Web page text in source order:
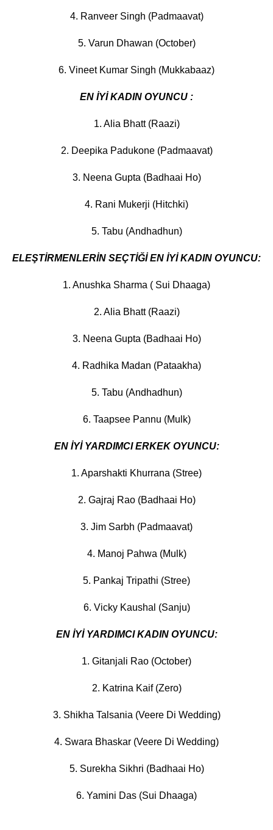
4. Ranveer Singh (Padmaavat)
5. Varun Dhawan (October)
6. Vineet Kumar Singh (Mukkabaaz)
EN İYİ KADIN OYUNCU :
1. Alia Bhatt (Raazi)
2. Deepika Padukone (Padmaavat)
3. Neena Gupta (Badhaai Ho)
4. Rani Mukerji (Hitchki)
5. Tabu (Andhadhun)
ELEŞTİRMENLERİN SEÇTİĞİ EN İYİ KADIN OYUNCU:
1. Anushka Sharma ( Sui Dhaaga)
2. Alia Bhatt (Raazi)
3. Neena Gupta (Badhaai Ho)
4. Radhika Madan (Pataakha)
5. Tabu (Andhadhun)
6. Taapsee Pannu (Mulk)
EN İYİ YARDIMCI ERKEK OYUNCU:
1. Aparshakti Khurrana (Stree)
2. Gajraj Rao (Badhaai Ho)
3. Jim Sarbh (Padmaavat)
4. Manoj Pahwa (Mulk)
5. Pankaj Tripathi (Stree)
6. Vicky Kaushal (Sanju)
EN İYİ YARDIMCI KADIN OYUNCU:
1. Gitanjali Rao (October)
2. Katrina Kaif (Zero)
3. Shikha Talsania (Veere Di Wedding)
4. Swara Bhaskar (Veere Di Wedding)
5. Surekha Sikhri (Badhaai Ho)
6. Yamini Das (Sui Dhaaga)